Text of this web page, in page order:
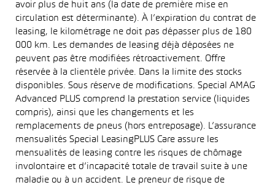
avoir plus de huit ans (la date de première mise en
circulation est déterminante). À l’expiration du contrat de
leasing, le kilométrage ne doit pas dépasser plus de 180
000 km. Les demandes de leasing déjà déposées ne
peuvent pas être modifiées rétroactivement. Offre
réservée à la clientèle privée. Dans la limite des stocks
disponibles. Sous réserve de modifications. Special AMAG
Advanced PLUS comprend la prestation service (liquides
compris), ainsi que les changements et les
remplacements de pneus (hors entreposage). L’assurance
mensualités Special LeasingPLUS Care assure les
mensualités de leasing contre les risques de chômage
involontaire et d’incapacité totale de travail suite à une
maladie ou à un accident. Le preneur de risque de